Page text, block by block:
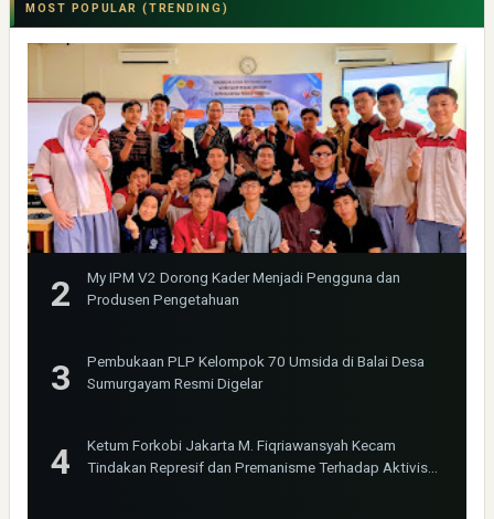
MOST POPULAR (TRENDING)
My IPM V2 Dorong Kader Menjadi Pengguna dan
Produsen Pengetahuan
Pembukaan PLP Kelompok 70 Umsida di Balai Desa
Sumurgayam Resmi Digelar
Ketum Forkobi Jakarta M. Fiqriawansyah Kecam
Tindakan Represif dan Premanisme Terhadap Aktivis